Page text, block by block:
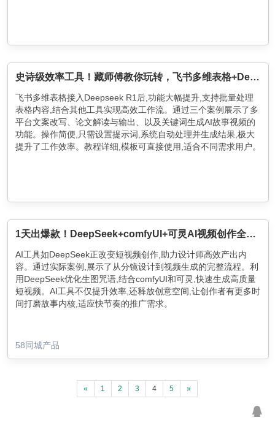
史诗级效率工具！藏师傅教你玩转，飞书多维表格+Deepseek组合
飞书多维表格接入Deepseek R1后,功能大幅提升,支持批量处理
表格内容,结合其他工具实现高效工作流。通过三个案例展示了多
平台文案改写、论文解读与输出、以及关键词生成AI故事视频的
功能。操作简便,只需设置提示词,系统自动处理并生成结果,极大
提升了工作效率。教程详细,模板可直接使用,适合不同需求用户。
1天出爆款！DeepSeek+comfyUI+可灵AI视频创作全流程拆解，手把手教你用AI做短视频
AI工具如DeepSeek正改变短视频创作,助力设计师高效产出内
容。通过实际案例,展示了从分镜设计到视频生成的完整流程。利
用DeepSeek优化生图咒语,结合comfyUI和可灵,快速生成高质量
短视频。AI工具不仅提升效率,还释放创意空间,让创作者有更多时
间打磨故事内核,适应快节奏的推广需求。
58同城产品
« 1 2 3 4 5 »